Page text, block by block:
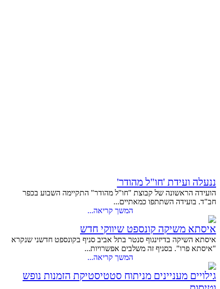
ננעלה ועידת 'חו"ל מהודר'
הועידה הראשונה של קבוצת "חו"ל מהודר" התקיימה השבוע בכפר
חב"ד. בועידה השתתפו כמאתיים...
המשך קריאה...
איסתא משיקה קונספט שיווקי חדש
איסתא השיקה בדיזינגוף סנטר בתל אביב סניף בקונספט חדשני שנקרא
"איסתא פרו". בסניף זה משלבים אפשרויות...
המשך קריאה...
גילויים מעניינים מניתוח סטטיסטיקת הזמנות נופש